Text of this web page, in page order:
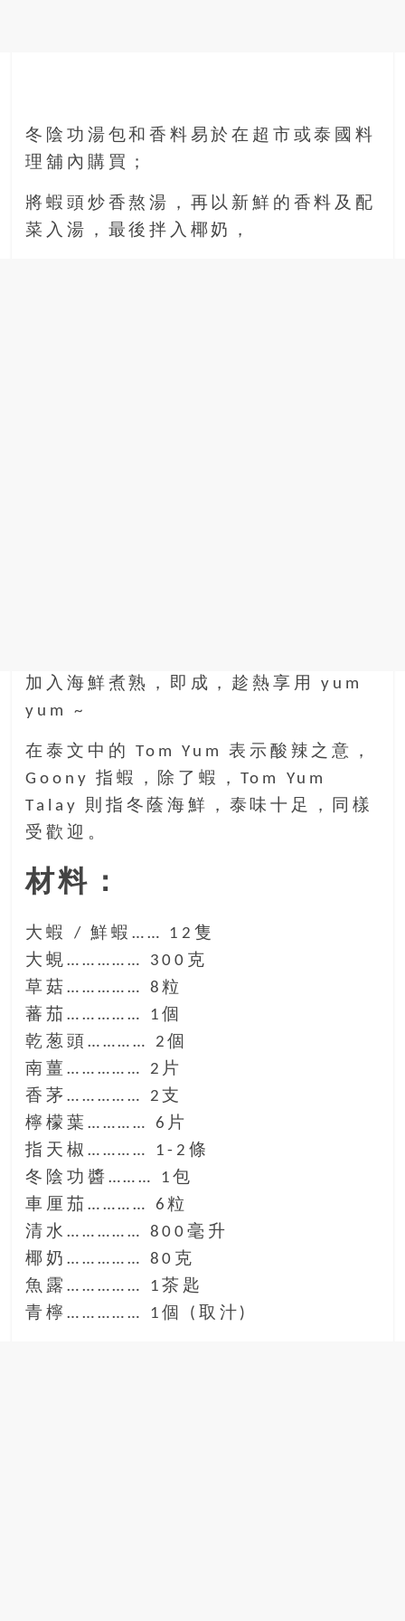
冬陰功湯包和香料易於在超市或泰國料
理舖內購買；
將蝦頭炒香熬湯，再以新鮮的香料及配
菜入湯，最後拌入椰奶，
加入海鮮煮熟，即成，趁熱享用 yum
yum ~
在泰文中的 Tom Yum 表示酸辣之意，
Goony 指蝦，除了蝦，Tom Yum
Talay 則指冬蔭海鮮，泰味十足，同樣
受歡迎。
材料：
大蝦 / 鮮蝦…… 12隻
大蜆…………… 300克
草菇…………… 8粒
蕃茄…………… 1個
乾葱頭………… 2個
南薑…………… 2片
香茅…………… 2支
檸檬葉………… 6片
指天椒………… 1-2條
冬陰功醬……… 1包
車厘茄………… 6粒
清水…………… 800毫升
椰奶…………… 80克
魚露…………… 1茶匙
青檸…………… 1個 (取汁)